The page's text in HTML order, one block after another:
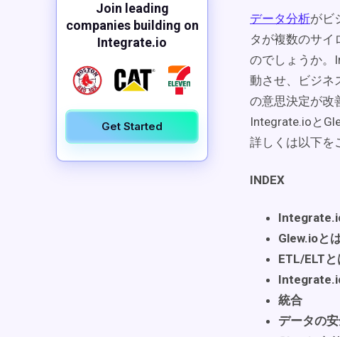
Join leading
companies building on
Integrate.io
Get Started
データ分析がビ
タが複数のサイ
のでしょうか。
動させ、ビジネ
の意思決定が改
Integrate.ioと
詳しくは以下を
INDEX
Glew.ioと
ETL/ELTと
統合
データの